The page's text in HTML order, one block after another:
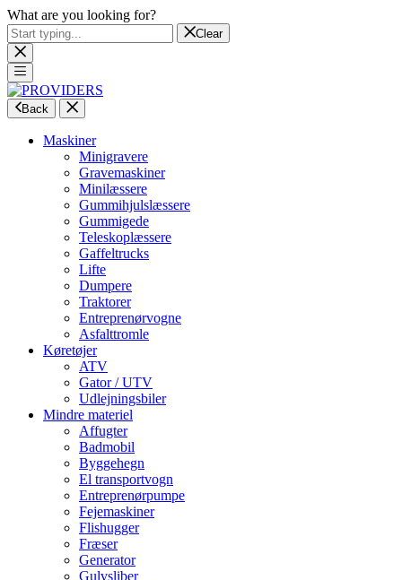
What are you looking for?
Clear
Back
Maskiner
Minigravere
Gravemaskiner
Minilæssere
Gummihjulslæssere
Gummigede
Teleskoplæssere
Gaffeltrucks
Lifte
Dumpere
Traktorer
Entreprenørvogne
Asfalttromle
Køretøjer
ATV
Gator / UTV
Udlejningsbiler
Mindre materiel
Affugter
Badmobil
Byggehegn
El transportvogn
Entreprenørpumpe
Fejemaskiner
Flishugger
Fræser
Generator
Gulvsliber